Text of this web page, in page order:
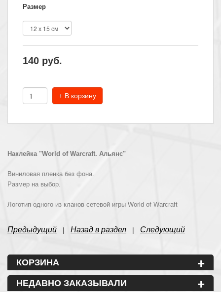
Размер
140 руб.
+ В корзину
Наклейка "World of Warcraft. Альянс"
Виниловая пленка без фона.
Размер на выбор.
Логотип одного из кланов сетевой игры World of Warcraft
Предыдущий | Назад в раздел | Следующий
КОРЗИНА +
НЕДАВНО ЗАКАЗЫВАЛИ +